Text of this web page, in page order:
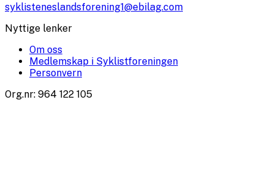
syklisteneslandsforening1@ebilag.com
Nyttige lenker
Om oss
Medlemskap i Syklistforeningen
Personvern
Org.nr: 964 122 105